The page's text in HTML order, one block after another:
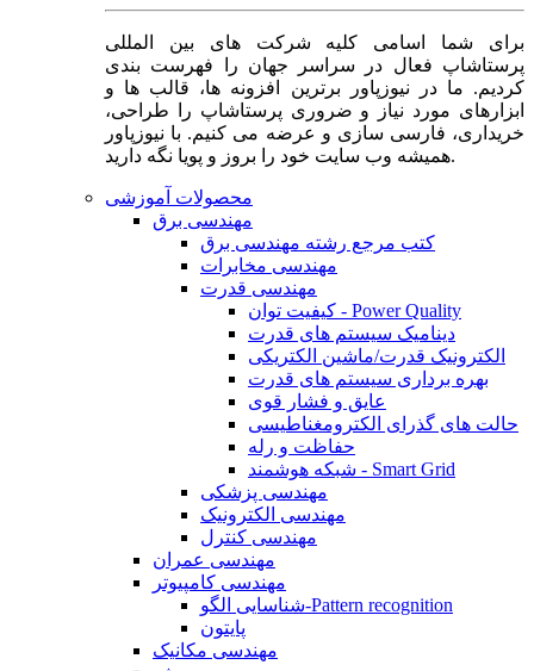
برای شما اسامی کلیه شرکت های بین المللی
پرستاشاپ فعال در سراسر جهان را فهرست بندی
کردیم. ما در نیوزپاور برترین افزونه ها، قالب ها و
ابزارهای مورد نیاز و ضروری پرستاشاپ را طراحی،
خریداری، فارسی سازی و عرضه می کنیم. با نیوزپاور
همیشه وب سایت خود را بروز و پویا نگه دارید.
محصولات آموزشی
مهندسی برق
کتب مرجع رشته مهندسی برق
مهندسی مخابرات
مهندسی قدرت
کیفیت توان - Power Quality
دینامیک سیستم های قدرت
الکترونیک قدرت/ماشین الکتریکی
بهره برداری سیستم های قدرت
عایق و فشار قوی
حالت های گذرای الکترومغناطیسی
حفاظت و رله
شبکه هوشمند - Smart Grid
مهندسی پزشکی
مهندسی الکترونیک
مهندسی کنترل
مهندسی عمران
مهندسی کامپیوتر
شناسایی الگو-Pattern recognition
پایتون
مهندسی مکانیک